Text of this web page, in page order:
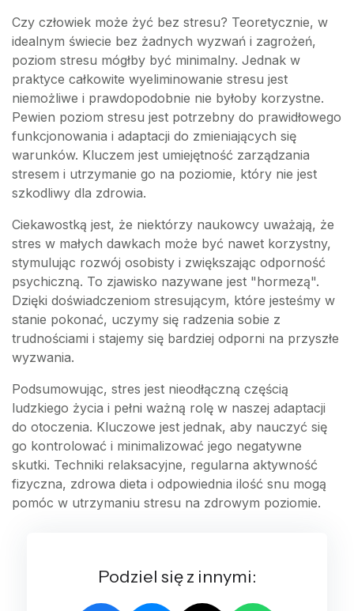
Czy człowiek może żyć bez stresu? Teoretycznie, w
idealnym świecie bez żadnych wyzwań i zagrożeń,
poziom stresu mógłby być minimalny. Jednak w
praktyce całkowite wyeliminowanie stresu jest
niemożliwe i prawdopodobnie nie byłoby korzystne.
Pewien poziom stresu jest potrzebny do prawidłowego
funkcjonowania i adaptacji do zmieniających się
warunków. Kluczem jest umiejętność zarządzania
stresem i utrzymanie go na poziomie, który nie jest
szkodliwy dla zdrowia.
Ciekawostką jest, że niektórzy naukowcy uważają, że
stres w małych dawkach może być nawet korzystny,
stymulując rozwój osobisty i zwiększając odporność
psychiczną. To zjawisko nazywane jest "hormezą".
Dzięki doświadczeniom stresującym, które jesteśmy w
stanie pokonać, uczymy się radzenia sobie z
trudnościami i stajemy się bardziej odporni na przyszłe
wyzwania.
Podsumowując, stres jest nieodłączną częścią
ludzkiego życia i pełni ważną rolę w naszej adaptacji
do otoczenia. Kluczowe jest jednak, aby nauczyć się
go kontrolować i minimalizować jego negatywne
skutki. Techniki relaksacyjne, regularna aktywność
fizyczna, zdrowa dieta i odpowiednia ilość snu mogą
pomóc w utrzymaniu stresu na zdrowym poziomie.
Podziel się z innymi: